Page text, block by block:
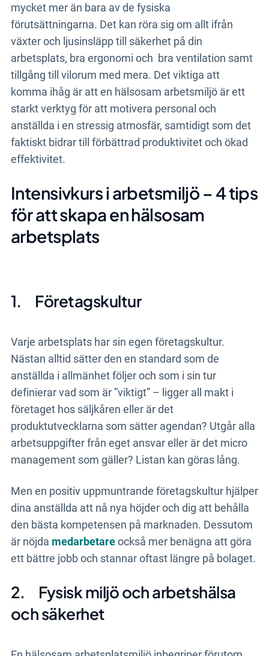
mycket mer än bara av de fysiska
förutsättningarna. Det kan röra sig om allt ifrån
växter och ljusinsläpp till säkerhet på din
arbetsplats, bra ergonomi och bra ventilation samt
tillgång till vilorum med mera. Det viktiga att
komma ihåg är att en hälsosam arbetsmiljö är ett
starkt verktyg för att motivera personal och
anställda i en stressig atmosfär, samtidigt som det
faktiskt bidrar till förbättrad produktivitet och ökad
effektivitet.
Intensivkurs i arbetsmiljö – 4 tips
för att skapa en hälsosam
arbetsplats
1. Företagskultur
Varje arbetsplats har sin egen företagskultur.
Nästan alltid sätter den en standard som de
anställda i allmänhet följer och som i sin tur
definierar vad som är ”viktigt” – ligger all makt i
företaget hos säljkåren eller är det
produktutvecklarna som sätter agendan? Utgår alla
arbetsuppgifter från eget ansvar eller är det micro
management som gäller? Listan kan göras lång.
Men en positiv uppmuntrande företagskultur hjälper
dina anställda att nå nya höjder och dig att behålla
den bästa kompetensen på marknaden. Dessutom
är nöjda medarbetareockså mer benägna att göra
ett bättre jobb och stannar oftast längre på bolaget.
2. Fysisk miljö och arbetshälsa
och säkerhet